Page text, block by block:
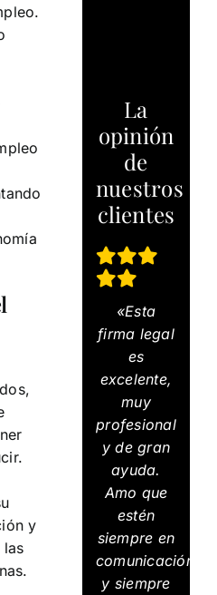
y
las
La
opinión
de
nuestros
clientes
«Esta
firma legal
es
excelente,
muy
profesional
y de gran
ayuda.
Amo que
estén
siempre en
comunicación
y siempre